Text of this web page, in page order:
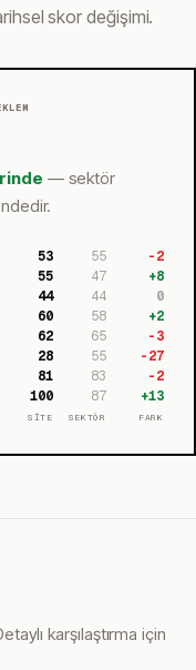
skor değişimi.
— sektör
53 55
-2
55 47 +8
44 44
0
60 58 +2
62 65
-3
28 55
-27
81 83
-2
100 87 +13
SİTE SEKTÖR FARK
karşılaştırma için